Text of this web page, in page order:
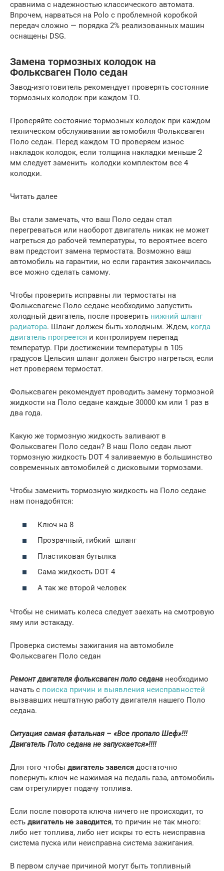
сравнима с надежностью классического автомата.
Впрочем, нарваться на Polo с проблемной коробкой
передач сложно — порядка 2% реализованных машин
оснащены DSG.
Замена тормозных колодок на
Фольксваген Поло седан
Завод-изготовитель рекомендует проверять состояние
тормозных колодок при каждом ТО.
Проверяйте состояние тормозных колодок при каждом
техническом обслуживании автомобиля Фольксваген
Поло седан. Перед каждом ТО проверяем износ
накладок колодок, если толщина накладки меньше 2
мм следует заменить колодки комплектом все 4
колодки.
Читать далее
Вы стали замечать, что ваш Поло седан стал
перегреваться или наоборот двигатель никак не может
нагреться до рабочей температуры, то вероятнее всего
вам предстоит замена термостата. Возможно ваш
автомобиль на гарантии, но если гарантия закончилась
все можно сделать самому.
Чтобы проверить исправны ли термостаты на
Фольксвагене Поло седане необходимо запустить
холодный двигатель, после проверить нижний шланг
радиатора. Шланг должен быть холодным. Ждем, когда
двигатель прогреется и контролируем перепад
температур. При достижении температуры в 105
градусов Цельсия шланг должен быстро нагреться, если
нет проверяем термостат.
Фольксваген рекомендует проводить замену тормозной
жидкости на Поло седане каждые 30000 км или 1 раз в
два года.
Какую же тормозную жидкость заливают в
Фольксваген Поло седан? В наш Поло седан льют
тормозную жидкость DOT 4 заливаемую в большинство
современных автомобилей с дисковыми тормозами.
Чтобы заменить тормозную жидкость на Поло седане
нам понадобятся:
Ключ на 8
Прозрачный, гибкий шланг
Пластиковая бутылка
Cама жидкость DOT 4
А так же второй человек
Чтобы не снимать колеса следует заехать на смотровую
яму или эстакаду.
Проверка системы зажигания на автомобиле
Фольксваген Поло седан
Ремонт двигателя фольксваген поло седана необходимо
начать с поиска причин и выявления неисправностей
вызвавших нештатную работу двигателя нашего Поло
седана.
Ситуация самая фатальная – «Все пропало Шеф»!!!
Двигатель Поло седана не запускается»!!!!
Для того чтобы двигатель завелся достаточно
повернуть ключ не нажимая на педаль газа, автомобиль
сам отрегулирует подачу топлива.
Если после поворота ключа ничего не происходит, то
есть двигатель не заводится, то причин не так много:
либо нет топлива, либо нет искры то есть неисправна
система пуска или неисправна система зажигания.
В первом случае причиной могут быть топливный